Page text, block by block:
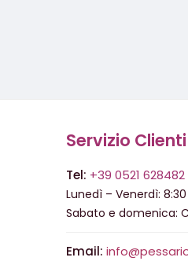
Servizio Clienti
Tel: +39 0521 628482
Lunedì – Venerdì: 8:30
Sabato e domenica:
Email: